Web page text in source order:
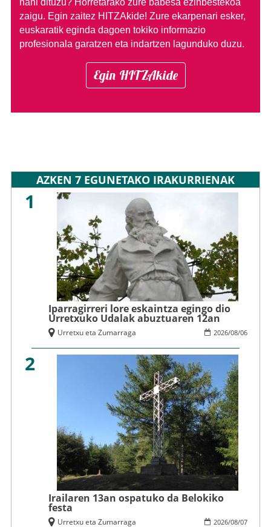
nahi dituzu? Horretarako zure babesa ezinbestekoa
zaigu. Egin zaitez HITZAkide! Zure ekarpenari esker,
euskaratik eginda dagoen tokiko informazio
profesionala garatzen eta indartzen lagunduko duzu.
Egin HITZAkide
AZKEN 7 EGUNETAKO IRAKURRIENAK
1
Iparragirreri lore eskaintza egingo dio
Urretxuko Udalak abuztuaren 12an
2026/08/06
Urretxu eta Zumarraga
2
Irailaren 13an ospatuko da Belokiko
festa
2026/08/07
Urretxu eta Zumarraga